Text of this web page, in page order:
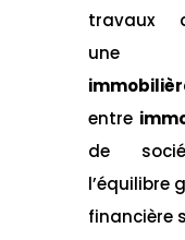
travaux
une
entre
de
l’équilibre
financière